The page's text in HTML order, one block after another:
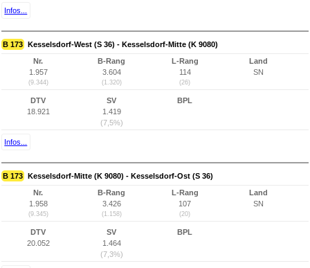
Infos...
B 173 Kesselsdorf-West (S 36) - Kesselsdorf-Mitte (K 9080)
Nr.
1.957
(9.344)
B-Rang
3.604
(1.320)
L-Rang
114
(26)
Land
SN
DTV
18.921
SV
1.419
(7,5%)
BPL
Infos...
B 173 Kesselsdorf-Mitte (K 9080) - Kesselsdorf-Ost (S 36)
Nr.
1.958
(9.345)
B-Rang
3.426
(1.158)
L-Rang
107
(20)
Land
SN
DTV
20.052
SV
1.464
(7,3%)
BPL